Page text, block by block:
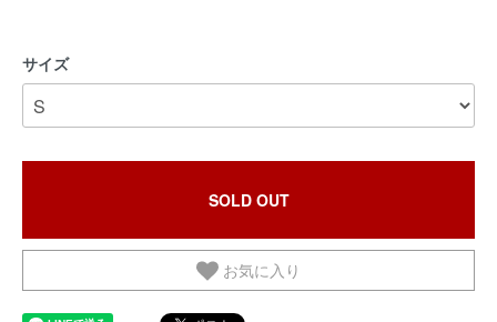
サイズ
SOLD OUT
お気に入り